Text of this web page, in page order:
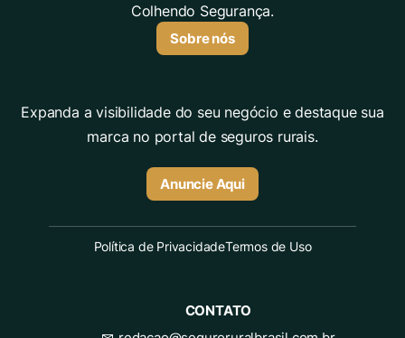
Colhendo Segurança.
Sobre nós
Expanda a visibilidade do seu negócio e destaque sua
marca no portal de seguros rurais.
Anuncie Aqui
Política de PrivacidadeTermos de Uso
CONTATO